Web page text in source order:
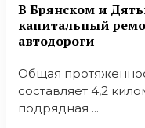
В Брянском и
капитальный
автодороги
Общая
составляет 4,2
подрядная ...